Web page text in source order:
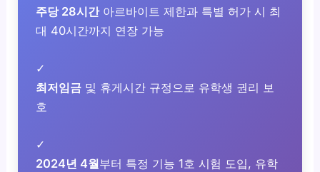
주당 28시간아르바이트 제한과 특별 허가 시 최
대 40시간까지 연장 가능
✓
최저임금 및 휴게시간 규정으로 유학생 권리 보
호
✓
2024년 4월부터 특정 기능 1호 시험 도입, 유학